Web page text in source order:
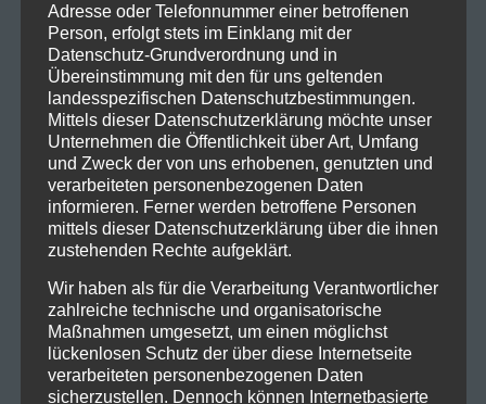
Adresse oder Telefonnummer einer betroffenen
Person, erfolgt stets im Einklang mit der
Datenschutz-Grundverordnung und in
Übereinstimmung mit den für uns geltenden
landesspezifischen Datenschutzbestimmungen.
Mittels dieser Datenschutzerklärung möchte unser
Unternehmen die Öffentlichkeit über Art, Umfang
und Zweck der von uns erhobenen, genutzten und
verarbeiteten personenbezogenen Daten
informieren. Ferner werden betroffene Personen
mittels dieser Datenschutzerklärung über die ihnen
zustehenden Rechte aufgeklärt.
Wir haben als für die Verarbeitung Verantwortlicher
zahlreiche technische und organisatorische
Maßnahmen umgesetzt, um einen möglichst
lückenlosen Schutz der über diese Internetseite
verarbeiteten personenbezogenen Daten
sicherzustellen. Dennoch können Internetbasierte